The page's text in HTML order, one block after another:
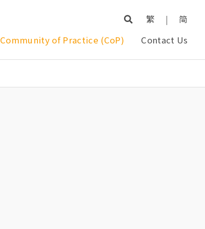
繁 |
简
Community of Practice (CoP) Contact Us